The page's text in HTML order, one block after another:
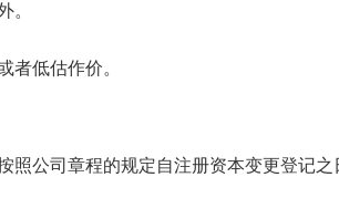
。
者低估作价。
公司章程的规定自注册资本变更登记之